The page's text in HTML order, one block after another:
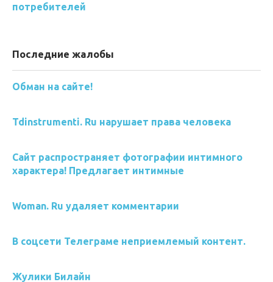
потребителей
Последние жалобы
Обман на сайте!
Tdinstrumenti. Ru нарушает права человека
Сайт распространяет фотографии интимного
характера! Предлагает интимные
Woman. Ru удаляет комментарии
В соцсети Телеграме неприемлемый контент.
Жулики Билайн